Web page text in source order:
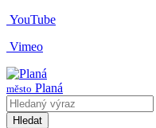
YouTube
Vimeo
město Planá
Hledat